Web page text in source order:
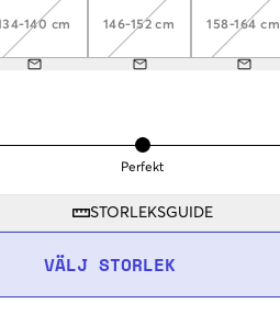
140 cm 146-152 cm 158-164 cm
Perfekt
STORLEKSGUIDE
VÄLJ STORLEK